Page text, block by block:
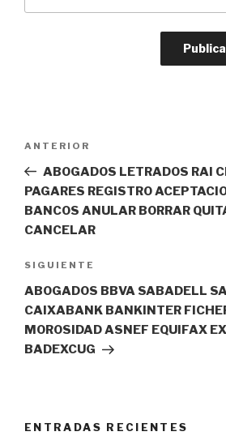
entradas
Entrada
anterior:
ANTERIOR
ABOGADOS LETRADOS RAI
PAGARES REGISTRO
BANCOS ANULAR BORRAR
CANCELAR
Siguiente
entrada
SIGUIENTE
ABOGADOS BBVA SABADELL
CAIXABANK BANKINTER
MOROSIDAD ASNEF EQUIFAX
BADEXCUG
ENTRADAS RECIENTES